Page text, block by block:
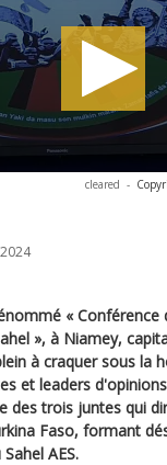
cleared -
« Conférence
», à Niamey,
à craquer sous la
et leaders
des trois juntes qui
Faso, formant
AES.